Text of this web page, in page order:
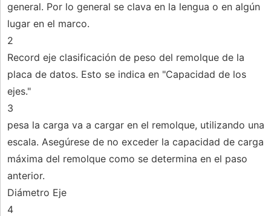
general. Por lo general se clava en la lengua o en algún
lugar en el marco.
2
Record eje clasificación de peso del remolque de la
placa de datos. Esto se indica en "Capacidad de los
ejes."
3
pesa la carga va a cargar en el remolque, utilizando una
escala. Asegúrese de no exceder la capacidad de carga
máxima del remolque como se determina en el paso
anterior.
Diámetro Eje
4